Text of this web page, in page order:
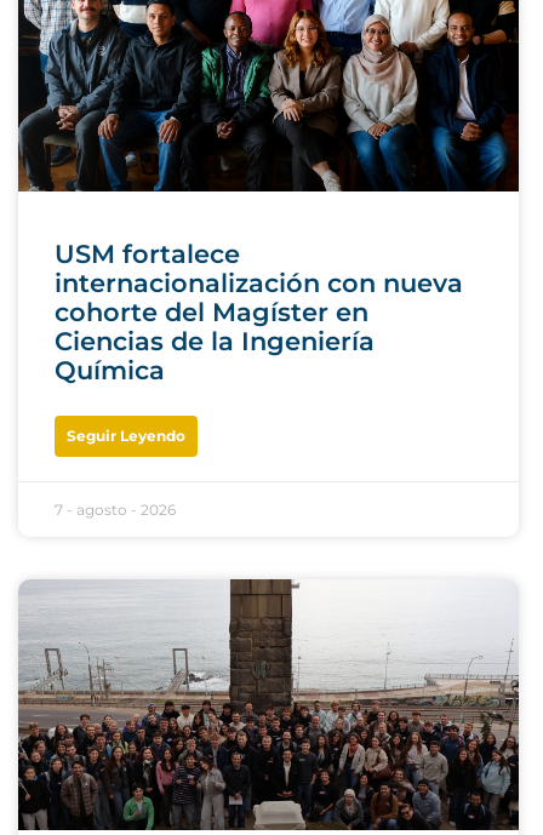
USM fortalece
internacionalización con nueva
cohorte del Magíster en
Ciencias de la Ingeniería
Química
Seguir Leyendo
7 - agosto - 2026